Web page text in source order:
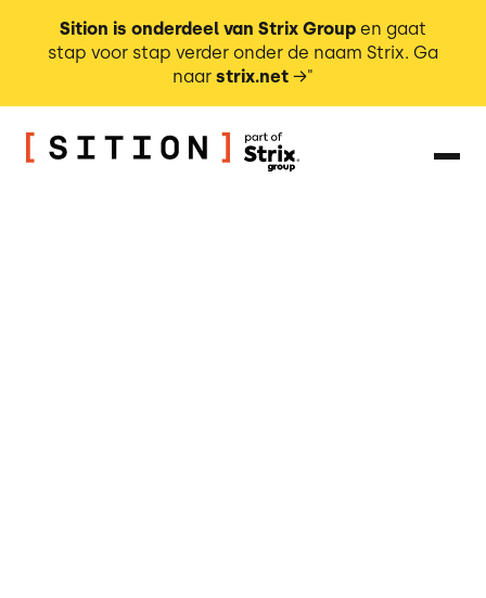
Sition is onderdeel van Strix Group en gaat
stap voor stap verder onder de naam Strix. Ga
naar strix.net →"